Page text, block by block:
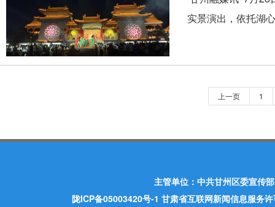
实景演出，依托湖
上一页 1
主管单位：中共甘州区委宣传
陇ICP备05003420号-1 甘肃省互联网新闻信息服务